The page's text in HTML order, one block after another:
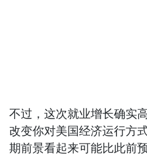
不过，这次就业增长确实
改变你对美国经济运行方
期前景看起来可能比此前